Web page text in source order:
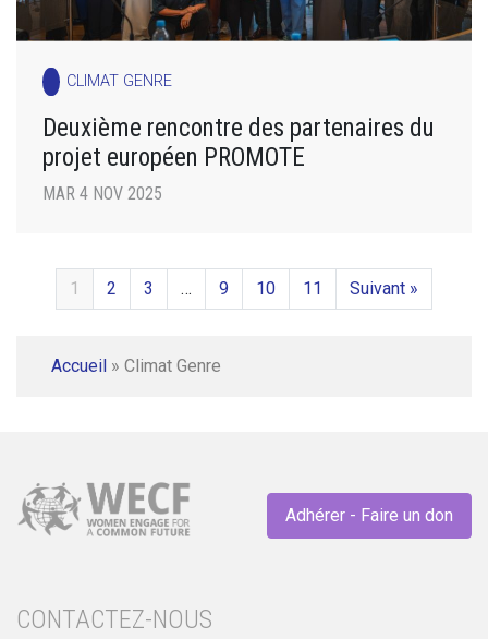
CLIMAT GENRE
Deuxième rencontre des partenaires du
projet européen PROMOTE
MAR 4 NOV 2025
1 2 3 … 9 10 11 Suivant »
Accueil » Climat Genre
Adhérer - Faire un don
CONTACTEZ-NOUS